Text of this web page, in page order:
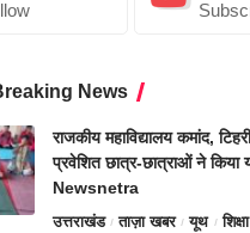
News
राजकीय महाविद्यालय कमांद,
प्रवेशित छात्र-छात्राओं ने किया
Newsnetra
उत्तराखंड ताज़ा खबर यूथ शिक्षा